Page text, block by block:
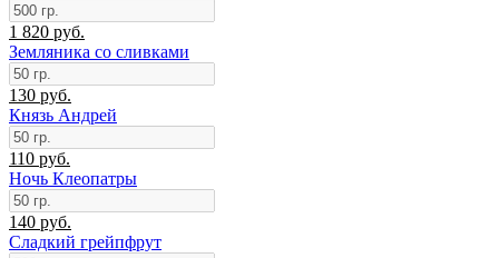
1 820 руб.
Земляника со сливками
130 руб.
Князь Андрей
110 руб.
Ночь Клеопатры
140 руб.
Сладкий грейпфрут